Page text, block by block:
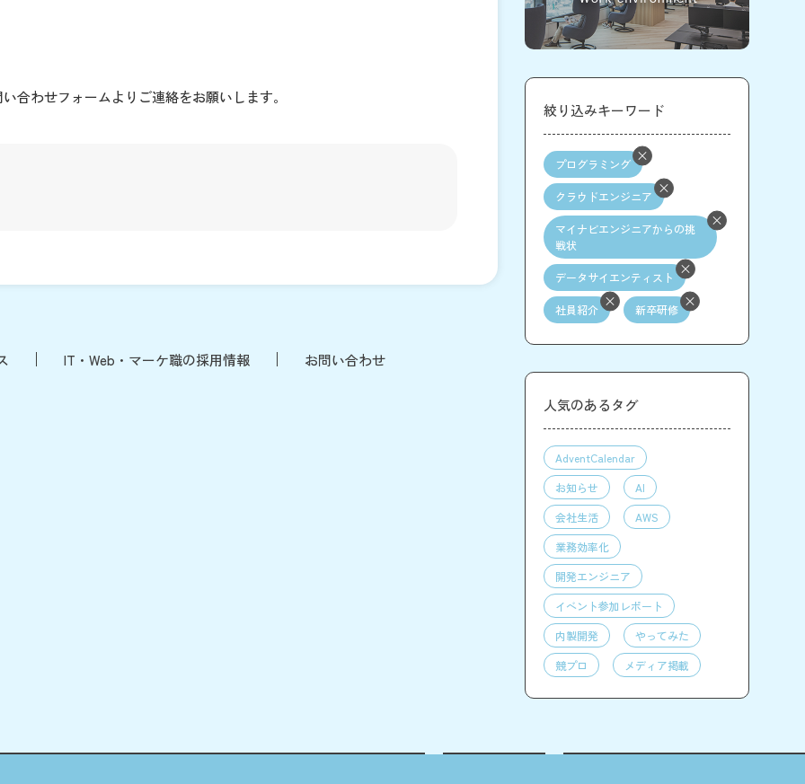
合わせフォームよりご連絡をお願いします。
IT・Web・マーケ職の採用情報 お問い合わせ
絞り込みキーワード
プログラミング
クラウドエンジニア
マイナビエンジニアからの挑
戦状
データサイエンティスト
社員紹介 新卒研修
人気のあるタグ
AdventCalendar
お知らせ
AI
会社生活
AWS
業務効率化
開発エンジニア
イベント参加レポート
内製開発
やってみた
競プロ
メディア掲載